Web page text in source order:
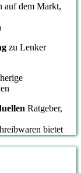
auf dem Markt,
zu Lenker
Ratgeber,
bietet